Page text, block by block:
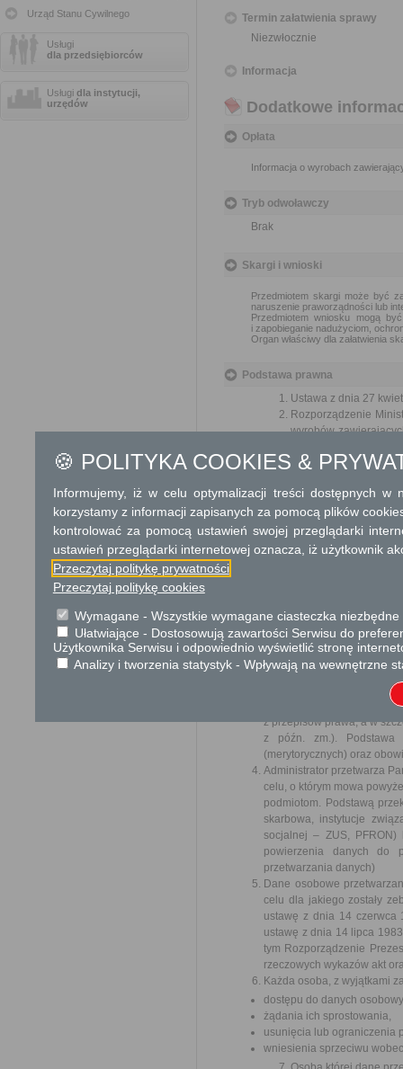
Urząd Stanu Cywilnego
Usługi
dla przedsiębiorców
Usługi dla instytucji,
urzędów
Termin załatwienia sprawy
Niezwłocznie
Informacja
Dodatkowe
Opłata
Informacja o wyrobach
Tryb odwoławczy
Brak
Skargi i wnioski
Przedmiotem skargi może być
naruszenie praworządności lub
Przedmiotem wniosku mogą
i zapobieganie nadużyciom,
Organ właściwy dla załatwienia
Podstawa prawna
Ustawa z dnia 27
Rozporządzenie
wyrobów
Rozporządzenie
późn. zm.)
Ochrona danych osobowych
Administratorem Państwa
Zakrzew
Kontakt z Inspektorem
Do zakresu działania
ustawami na rzecz
z przepisów prawa, a w
z późn. zm.). Podstawa
(merytorycznych) oraz
Administrator przetwarza
celu, o którym mowa
podmiotom. Podstawą
skarbowa, instytucje
socjalnej – ZUS, PFRON)
powierzenia danych do
przetwarzania danych)
Dane osobowe
celu dla jakiego zostały
ustawę z dnia 14 czerwca
ustawę z dnia 14 lipca
tym Rozporządzenie
rzeczowych wykazów akt
Każda osoba, z wyjątkami
dostępu do danych
żądania ich sprostowania,
usunięcia lub ograniczenia
wniesienia sprzeciwu
🍪 POLITYKA COOKIES &
Informujemy, iż w celu optymalizacji treści dostępnych w
korzystamy z informacji zapisanych za pomocą plików
kontrolować za pomocą ustawień swojej przeglądarki
ustawień przeglądarki internetowej oznacza, iż użytkownik
Przeczytaj politykę prywatności
Przeczytaj politykę cookies
Wymagane - Wszystkie wymagane ciasteczka
Ułatwiające - Dostosowują zawartości Serwisu do
Użytkownika Serwisu i odpowiednio wyświetlić stronę
Analizy i tworzenia statystyk - Wpływają na wewnętrzne